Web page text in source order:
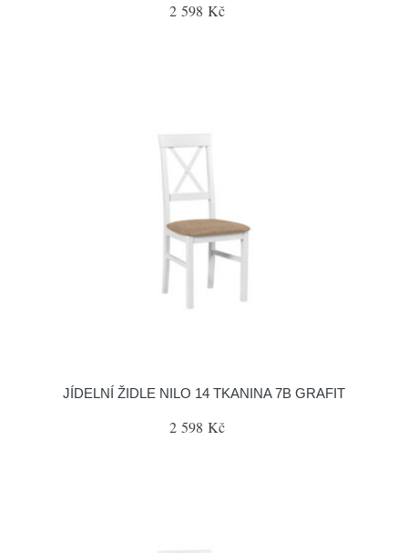
2 598 Kč
JÍDELNÍ ŽIDLE NILO 14 TKANINA 7B GRAFIT
2 598 Kč